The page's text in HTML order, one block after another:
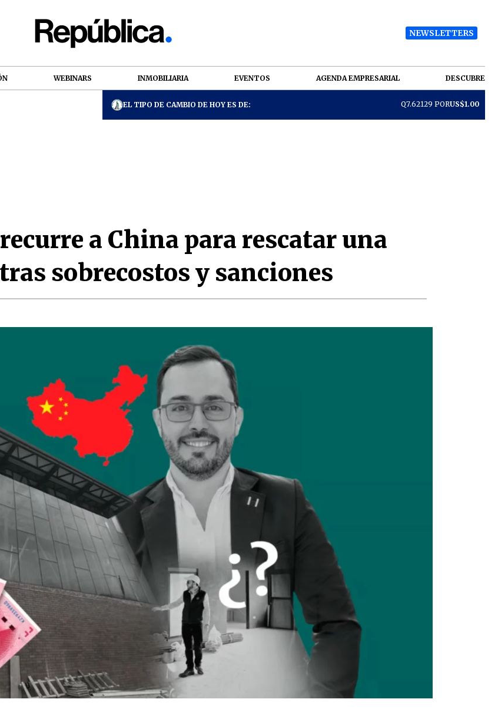
NEWSLETTERS
WEBINARS INMOBILIARIA EVENTOS AGENDA EMPRESARIAL DESCUBRE
EL TIPO DE CAMBIO DE HOY ES DE: Q7.62129 PORUS$1.00
a China para rescatar una
sobrecostos y sanciones